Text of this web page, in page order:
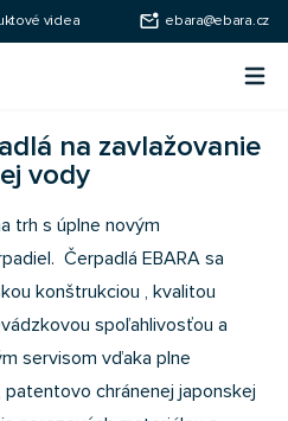
videa mark_email_unread ebara@ebara.cz
na zavlažovanie
vody
trh s úplne novým
Čerpadlá EBARA sa
konštrukciou , kvalitou
spoľahlivosťou a
servisom vďaka plne
chránenej japonskej